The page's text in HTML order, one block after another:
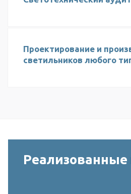
Проектирование и
светильников любого